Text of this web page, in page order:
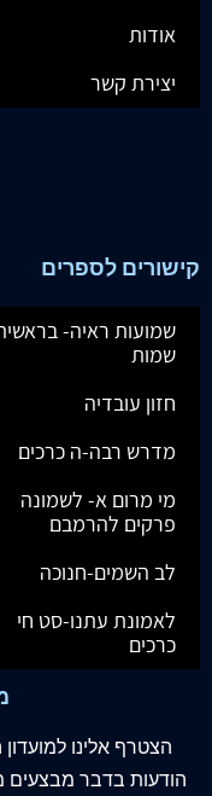
אודות
יצירת קשר
קישורים לספרים
שמועות ראיה-
שמות
חזון עובדיה
מדרש רבה-ה כרכים
מי מרום א- לשמונה
פרקים להרמבם
לב השמים-חנוכה
לאמונת עתנו-סט חי
כרכים
הצטרף אלינו
הודעות בדבר מבצעים